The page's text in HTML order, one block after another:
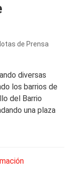
de Prensa
diversas
los barrios de
del Barrio
una plaza